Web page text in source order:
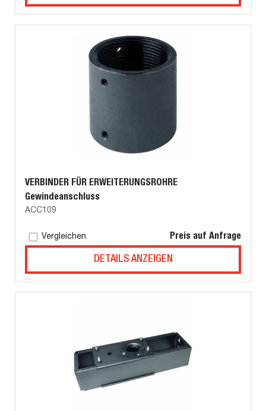
VERBINDER FÜR ERWEITERUNGSROHRE
Gewindeanschluss
ACC109
Vergleichen Preis auf Anfrage
DETAILS ANZEIGEN